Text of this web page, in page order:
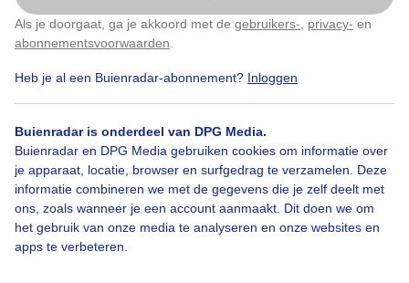
Als je doorgaat, ga je akkoord met de gebruikers- privacy- en
abonnementsvoorwaarden
Heb je al een Buienradar-abonnement? Inloggen
Buienradar is onderdeel van DPG Media.
Buienradar en DPG Media gebruiken cookies om informatie over
je apparaat, locatie, browser en surfgedrag te verzamelen. Deze
informatie combineren we met de gegevens die je zelf deelt met
ons, zoals wanneer je een account aanmaakt. Dit doen we om
het gebruik van onze media te analyseren en onze websites en
apps te verbeteren.
Gelukkig wat wolkjes aan de lucht voor de roze gloed
Gemaakt: 21-08-2025, 87x bekeken
Posbank Veluwe Zonsopkomst
Bekijk slideshow
Klik hierom dit aan te passen